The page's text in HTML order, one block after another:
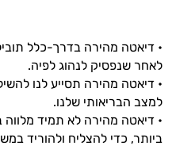
• דיאטה מהירה בדרך-כלל
לאחר שנפסיק לנהוג לפיה.
• דיאטה מהירה תסייע לנו
למצב הבריאותי שלנו.
• דיאטה מהירה לא תמיד
ביותר, כדי להצליח ולהוריד